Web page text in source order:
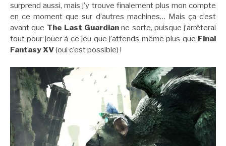
surprend aussi, mais j’y trouve finalement plus mon compte
en ce moment que sur d’autres machines… Mais ça c’est
avant que The Last Guardian ne sorte, puisque j’arrêterai
tout pour jouer à ce jeu que j’attends même plus que Final
Fantasy XV(oui c’est possible) !